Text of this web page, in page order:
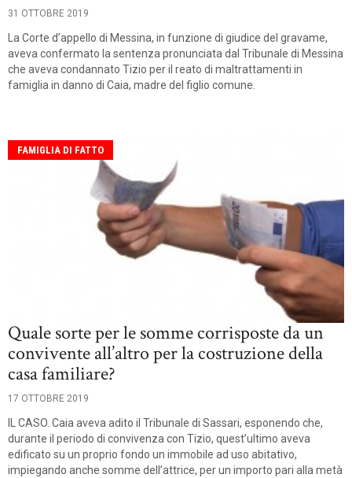
31 OTTOBRE 2019
La Corte d’appello di Messina, in funzione di giudice del gravame,
aveva confermato la sentenza pronunciata dal Tribunale di Messina
che aveva condannato Tizio per il reato di maltrattamenti in
famiglia in danno di Caia, madre del figlio comune.
FAMIGLIA DI FATTO
Quale sorte per le somme corrisposte da un
convivente all’altro per la costruzione della
casa familiare?
17 OTTOBRE 2019
IL CASO. Caia aveva adito il Tribunale di Sassari, esponendo che,
durante il periodo di convivenza con Tizio, quest’ultimo aveva
edificato su un proprio fondo un immobile ad uso abitativo,
impiegando anche somme dell’attrice, per un importo pari alla metà